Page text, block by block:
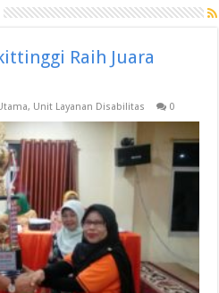
Raih Juara
, Unit Layanan Disabilitas 0